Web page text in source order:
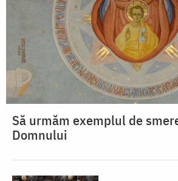
Să urmăm exemplul de
Domnului